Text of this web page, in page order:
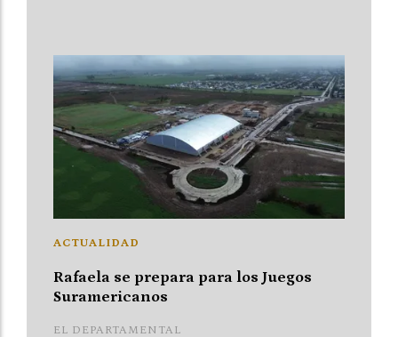
Rafaela se prepara para los Juegos
Suramericanos
EL DEPARTAMENTAL
ACTUALIDAD